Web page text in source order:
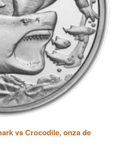
vs Crocodile, onza de